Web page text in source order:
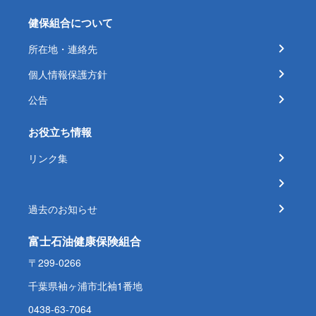
健保組合について
所在地・連絡先
個人情報保護方針
公告
お役立ち情報
リンク集
過去のお知らせ
富士石油健康保険組合
〒299-0266
千葉県袖ヶ浦市北袖1番地
0438-63-7064